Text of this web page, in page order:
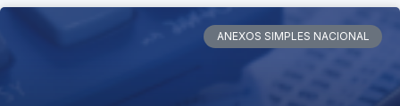
ANEXOS SIMPLES NACIONAL